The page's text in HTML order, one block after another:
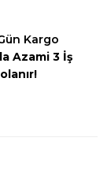
Kargo
Azami 3 İş